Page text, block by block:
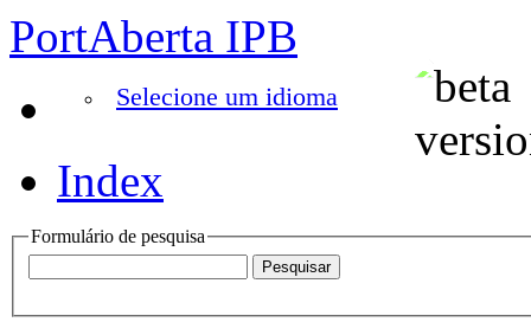
PortAberta IPB
Selecione um idioma
Index
Formulário de pesquisa